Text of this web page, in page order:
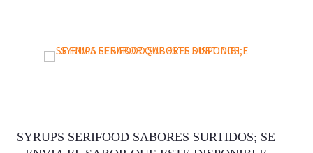
SYRUPS SERIFOOD SABORES SURTIDOS; SE